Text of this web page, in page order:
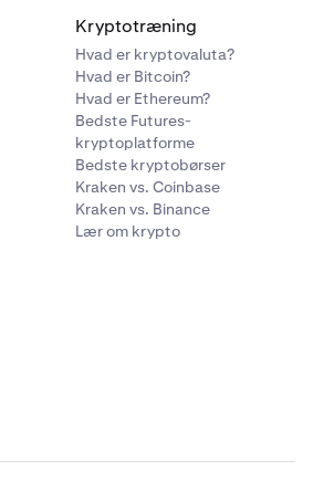
Kryptotræning
Hvad er kryptovaluta?
Hvad er Bitcoin?
Hvad er Ethereum?
Bedste Futures-
kryptoplatforme
Bedste kryptobørser
Kraken vs. Coinbase
Kraken vs. Binance
Lær om krypto